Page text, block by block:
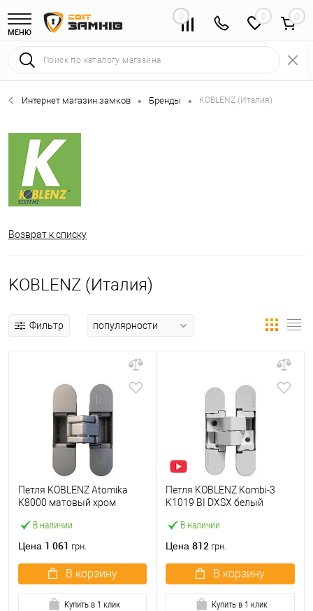
МЕНЮ
0 0
Интернет магазин замков • Бренды • KOBLENZ (Италия)
Возврат к списку
KOBLENZ (Италия)
Фильтр
В наличии
Петля KOBLENZ Atomika
K8000 матовый хром
Цена 1 061 грн.
В корзину
Купить в 1 клик
В наличии
Петля KOBLENZ Kombi-3
K1019 BI DXSX белый
Цена 812 грн.
В корзину
Купить в 1 клик